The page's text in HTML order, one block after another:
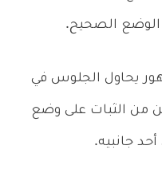
الصحيح.
فيما بين 4 و 6 شهور يحاول الجلوس في
من الثبات على وضع
جانبيه.